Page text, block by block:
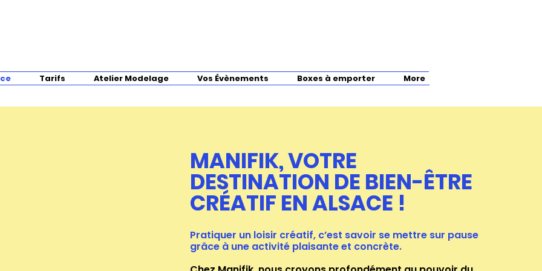
Tarifs Atelier Modelage Vos Évènements Boxes à emporter More
MANIFIK, VOTRE
DESTINATION DE BIEN-ÊTRE
CRÉATIF EN ALSACE !
Pratiquer un loisir créatif, c’est savoir se mettre sur pause
grâce à une activité plaisante et concrète.